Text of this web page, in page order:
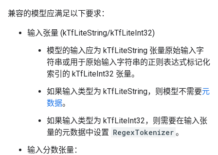
兼容的模型应满足以下要求：
输入张量 (kTfLiteString/kTfLiteInt32)
模型的输入应为 kTfLiteString 张量原始输入字
符串或用于原始输入字符串的正则表达式标记化
索引的 kTfLiteInt32 张量。
如果输入类型为 kTfLiteString，则模型不需要元
数据。
如果输入类型为 kTfLiteInt32，则需要在输入张
量的元数据中设置 RegexTokenizer 。
输入分数张量：